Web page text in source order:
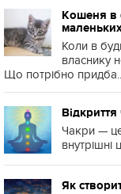
Кошеня в
Коли в
власнику
Що потрібно
Чакри — це
внутрішні
Як